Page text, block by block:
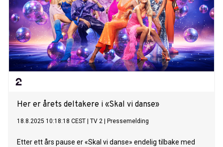
Her er årets deltakere i «Skal vi danse»
18.8.2025 10:18:18 CEST TV 2 Pressemelding
Etter ett års pause er «Skal vi danse» endelig tilbake med